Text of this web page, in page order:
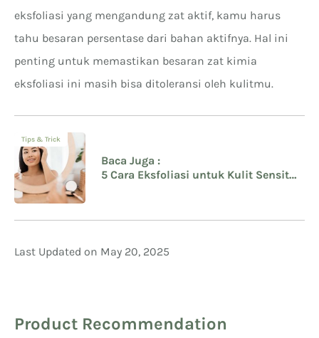
eksfoliasi yang mengandung zat aktif, kamu harus
tahu besaran persentase dari bahan aktifnya. Hal ini
penting untuk memastikan besaran zat kimia
eksfoliasi ini masih bisa ditoleransi oleh kulitmu.
Tips & Trick
Baca Juga :
5 Cara Eksfoliasi untuk Kulit Sensitif
Last Updated on May 20, 2025
Product Recommendation